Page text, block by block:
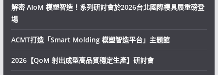
解密 AIoM 模塑智造！系列研討會於2026台北國際模具展重磅登
場
ACMT打造「Smart Molding 模塑智造平台」主題館
2026【QoM 射出成型高品質穩定生產】研討會